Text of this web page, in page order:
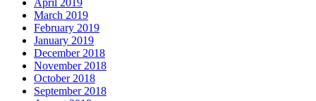
March 2019
February 2019
January 2019
December 2018
November 2018
October 2018
September 2018